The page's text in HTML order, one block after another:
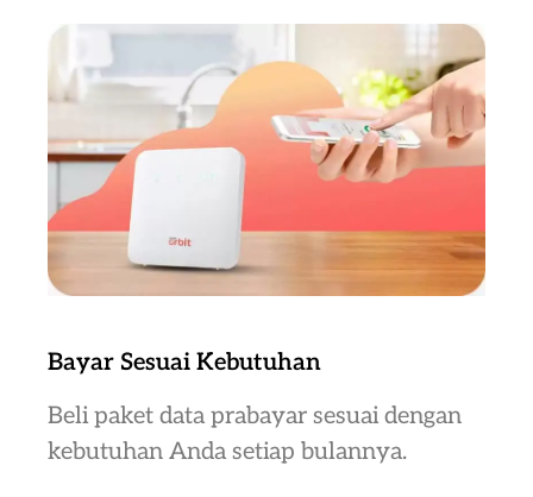
Bayar Sesuai Kebutuhan
Beli paket data prabayar sesuai dengan
kebutuhan Anda setiap bulannya.